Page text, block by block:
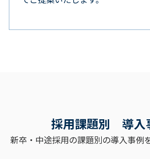
採用課題別 導入
新卒・中途採用の課題別の導入事例